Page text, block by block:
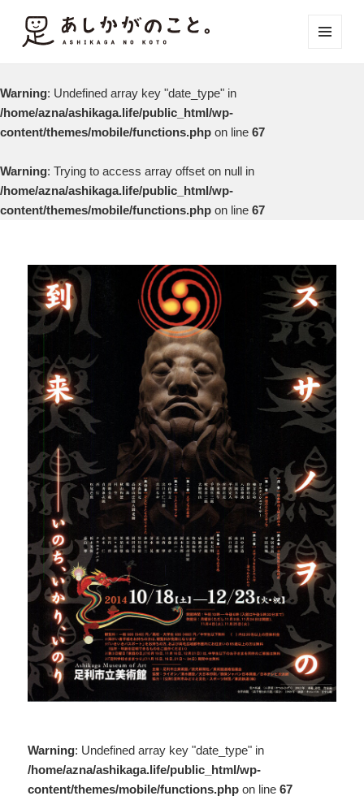
Warning: Undefined array key "date_type" in
/home/azna/ashikaga.life/public_html/wp-
content/themes/mobile/functions.php on line 67
Warning: Trying to access array offset on null in
/home/azna/ashikaga.life/public_html/wp-
content/themes/mobile/functions.php on line 67
Warning: Undefined array key "date_type" in
/home/azna/ashikaga.life/public_html/wp-
content/themes/mobile/functions.php on line67